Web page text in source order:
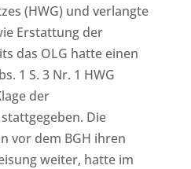
(HWG) und verlangte
Erstattung der
das OLG hatte einen
1 S. 3 Nr. 1 HWG
der
Die
vor dem BGH ihren
weiter, hatte im